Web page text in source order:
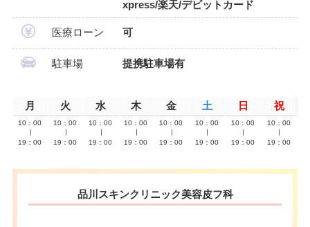
xpress/楽天/デビットカード
医療ローン 可
駐車場 提携駐車場有
月 火 水 木 金 土 日 祝
10：00
19：00
10：00
19：00
10：00
19：00
10：00
19：00
10：00
19：00
10：00
19：00
10：00
19：00
10：00
19：00
品川スキンクリニック美容皮フ科